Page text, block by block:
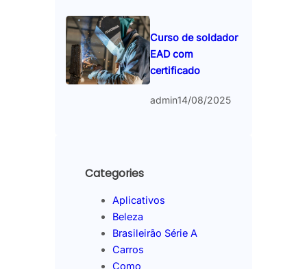
Curso de soldador
EAD com
certificado
admin14/08/2025
Categories
Aplicativos
Beleza
Brasileirão Série A
Carros
Como